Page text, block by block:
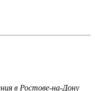
в Ростове-на-Дону